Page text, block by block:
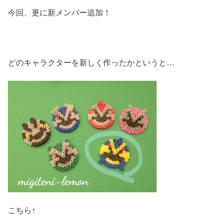
今回、更に新メンバー追加！
どのキャラクターを新しく作ったかというと…
こちら↑